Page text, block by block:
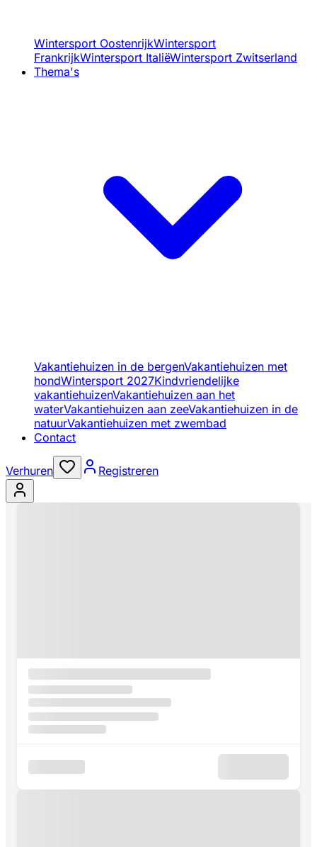
Wintersport OostenrijkWintersport
FrankrijkWintersport ItaliëWintersport Zwitserland
Thema's
Vakantiehuizen in de bergenVakantiehuizen met
hondWintersport 2027Kindvriendelijke
vakantiehuizenVakantiehuizen aan het
waterVakantiehuizen aan zeeVakantiehuizen in de
natuurVakantiehuizen met zwembad
Contact
Verhuren Registreren